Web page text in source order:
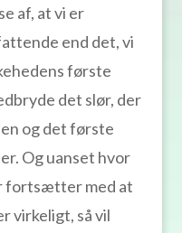
af, at vi er
end det, vi
første
det slør, der
og det første
Og uanset hvor
fortsætter med at
virkeligt, så vil